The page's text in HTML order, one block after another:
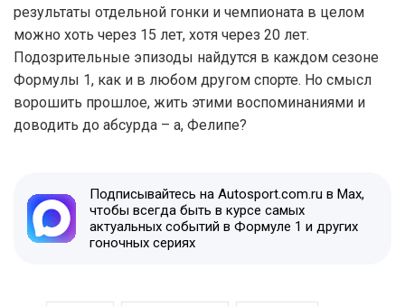
результаты отдельной гонки и чемпионата в целом
можно хоть через 15 лет, хотя через 20 лет.
Подозрительные эпизоды найдутся в каждом сезоне
Формулы 1, как и в любом другом спорте. Но смысл
ворошить прошлое, жить этими воспоминаниями и
доводить до абсурда – а, Фелипе?
Подписывайтесь на Autosport.com.ru в Max,
чтобы всегда быть в курсе самых
актуальных событий в Формуле 1 и других
гоночных сериях